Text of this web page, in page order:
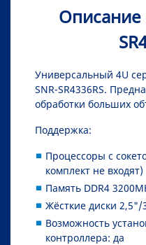
Описание
Универсальный 4U
SNR-SR4336RS.
обработки больших
Поддержка:
Процессоры с
комплект не входят)
Память DDR4
Жёсткие диски 2,5"/
Возможность
контроллера: да